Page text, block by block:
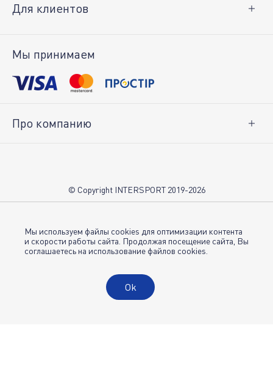
Для клиентов
Возврат товара
Мы принимаем
Про компанию
Магазины INTERSPORT
© Copyright INTERSPORT 2019-2026
Политика конфиденциальности
Публичная оферта
Мы используем файлы cookies для оптимизации контента
и скорости работы сайта. Продолжая посещение сайта, Вы
соглашаетесь на использование файлов cookies.
Ok